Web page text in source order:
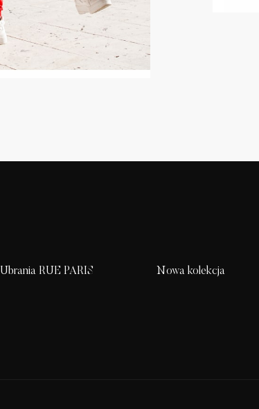
Ubrania RUE PARIS Nowa kolekcja